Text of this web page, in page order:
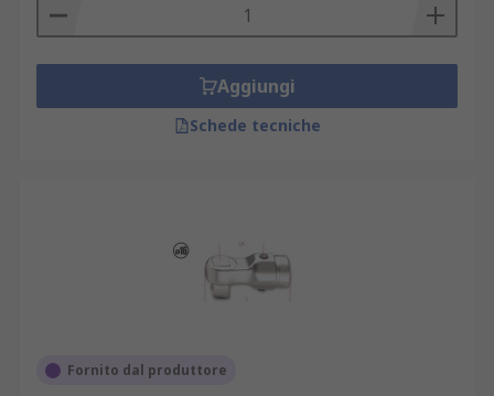
Aggiungi
Schede tecniche
Fornito dal produttore